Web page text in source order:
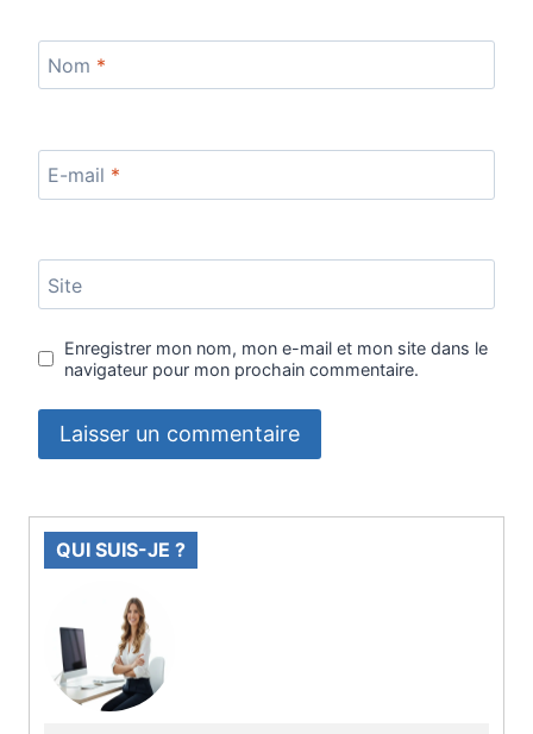
Nom *
E-mail *
Site
Enregistrer mon nom, mon e-mail et mon site dans le
navigateur pour mon prochain commentaire.
QUI SUIS-JE ?